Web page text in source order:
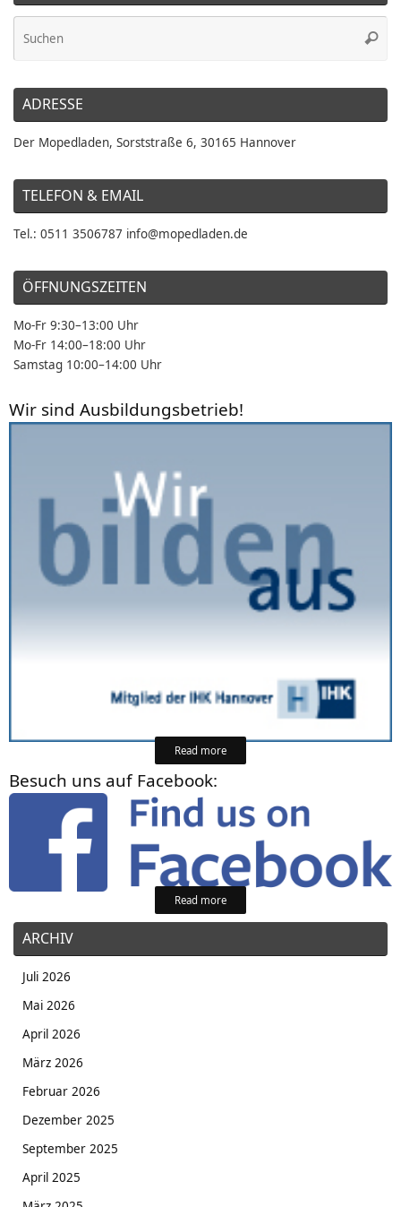
ADRESSE
Der Mopedladen, Sorststraße 6, 30165 Hannover
TELEFON & EMAIL
Tel.: 0511 3506787 info@mopedladen.de
ÖFFNUNGSZEITEN
Mo-Fr 9:30–13:00 Uhr
Mo-Fr 14:00–18:00 Uhr
Samstag 10:00–14:00 Uhr
Wir sind Ausbildungsbetrieb!
Read more
Besuch uns auf Facebook:
Read more
ARCHIV
Juli 2026
Mai 2026
April 2026
März 2026
Februar 2026
Dezember 2025
September 2025
April 2025